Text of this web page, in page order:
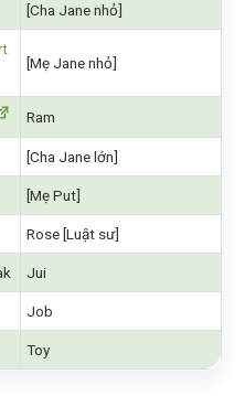
[Cha Jane nhỏ]
[Mẹ Jane nhỏ]
Ram
[Cha Jane lớn]
[Mẹ Put]
Rose [Luật sư]
Jui
Job
Toy